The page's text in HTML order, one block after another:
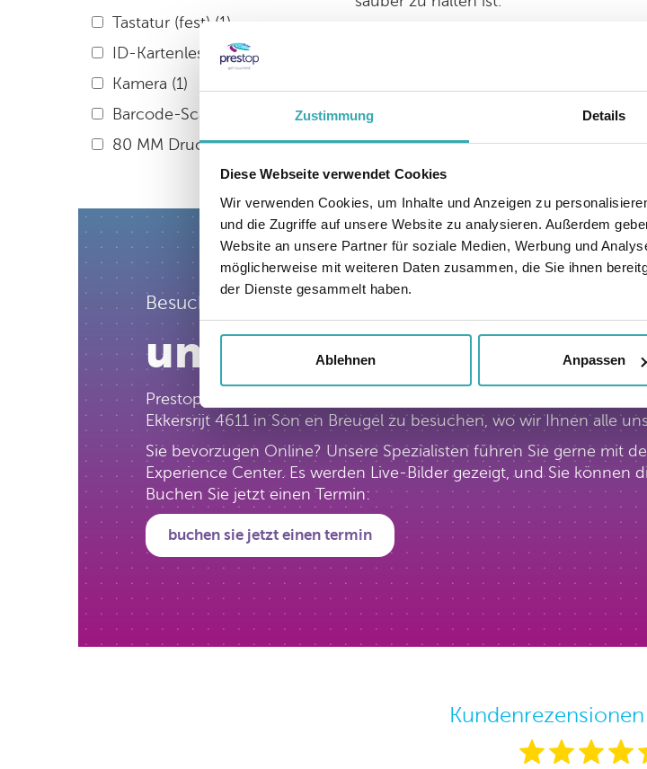
Zustimmung Details
Diese Webseite verwendet Cookies
Wir verwenden Cookies, um Inhalte und Anzeigen zu
und die Zugriffe auf unsere Website zu analysieren. Außerdem
Website an unsere Partner für soziale Medien, Werbung und
möglicherweise mit weiteren Daten zusammen, die Sie ihnen
der Dienste gesammelt haben.
Ablehnen Anpassen
Tastatur (fest) (1)
ID-Kartenleser(1)
Kamera (1)
Barcode-Scanner
80 MM Drucker(1)
Besuchen Sie jetzt
unser interaktives
Prestop verfügt über das größte interaktive Erlebniszentrum in
Ekkersrijt 4611 in Son en Breugel zu besuchen, wo wir Ihnen alle
Sie bevorzugen Online? Unsere Spezialisten führen Sie gerne mit
Experience Center. Es werden Live-Bilder gezeigt, und Sie können
Buchen Sie jetzt einen Termin:
buchen sie jetzt einen termin